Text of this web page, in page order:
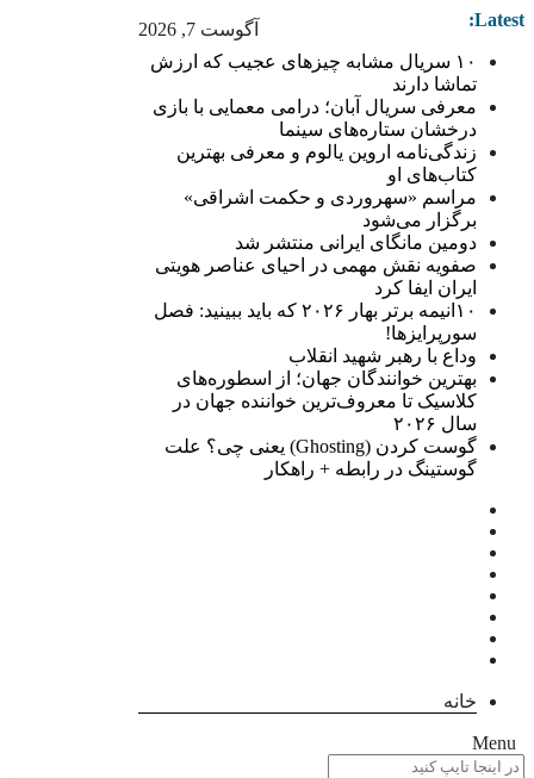
آگوست 7, 2026 Latest:
۱۰ سریال مشابه چیزهای عجیب که ارزش
تماشا دارند
معرفی سریال آبان؛ درامی معمایی با بازی
درخشان ستاره‌های سینما
زندگی‌نامه اروین یالوم و معرفی بهترین
کتاب‌های او
مراسم «سهروردی و حکمت اشراقی»
برگزار می‌شود
دومین مانگای ایرانی منتشر شد
صفویه نقش مهمی در احیای عناصر هویتی
ایران ایفا کرد
۱۰انیمه برتر بهار ۲۰۲۶ که باید ببینید: فصل
سورپرایزها!
وداع با رهبر شهید انقلاب
بهترین خوانندگان جهان؛ از اسطوره‌های
کلاسیک تا معروف‌ترین خواننده جهان در
سال ۲۰۲۶
گوست کردن (Ghosting) یعنی چی؟ علت
گوستینگ در رابطه + راهکار
خانه
Menu